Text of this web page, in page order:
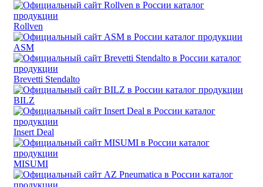
Rollven
ASM
Brevetti Stendalto
BILZ
Insert Deal
MISUMI